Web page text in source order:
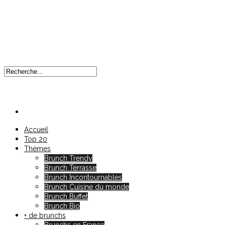
Accueil
Top 20
Thèmes
Brunch Trendy
Brunch Terrasse
Brunch Incontournables
Brunch Cuisine du monde
Brunch Buffet
Brunch Bio
+ de brunchs